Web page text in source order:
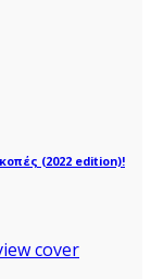
(2022 edition)!